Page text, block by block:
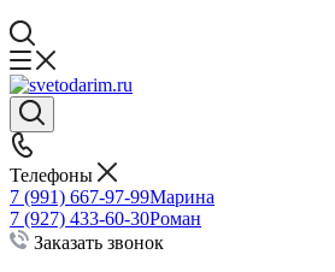
Телефоны
7 (991) 667-97-99Марина
7 (927) 433-60-30Роман
Заказать звонок